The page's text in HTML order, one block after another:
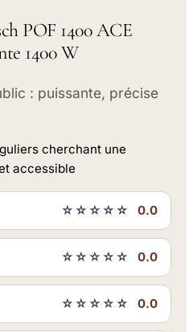
POF 1400 ACE
1400 W
: puissante, précise
cherchant une
accessible
☆☆☆☆☆ 0.0
☆☆☆☆☆ 0.0
☆☆☆☆☆ 0.0